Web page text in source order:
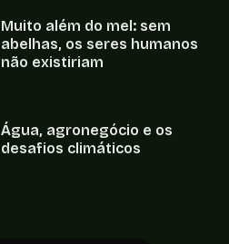
Muito além do mel: sem
abelhas, os seres humanos
não existiriam
Água, agronegócio e os
desafios climáticos